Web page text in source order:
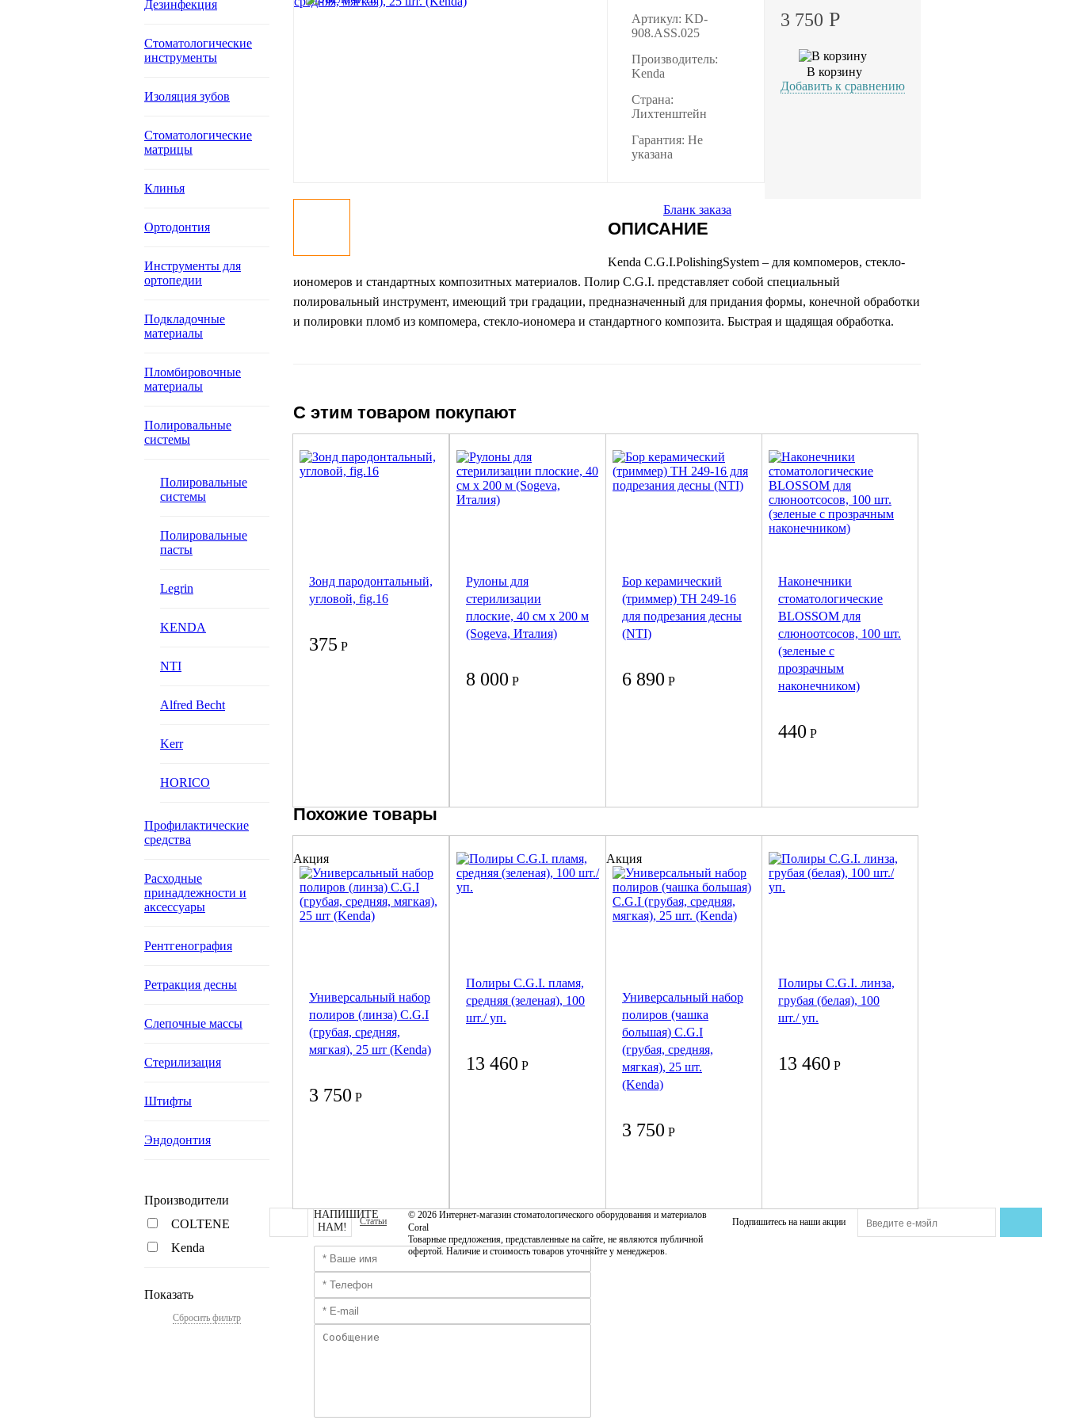
Дезинфекция
Стоматологические
инструменты
Изоляция зубов
Стоматологические
матрицы
Клинья
Ортодонтия
Инструменты для
ортопедии
Подкладочные
материалы
Пломбировочные
материалы
Полировальные
системы
Полировальные
системы
Полировальные
пасты
Legrin
KENDA
NTI
Alfred Becht
Kerr
HORICO
Профилактические
средства
Расходные
принадлежности и
аксессуары
Рентгенография
Ретракция десны
Слепочные массы
Стерилизация
Штифты
Эндодонтия
Производители
COLTENE
Kenda
Показать
Сбросить фильтр
Артикул: KD-
908.ASS.025
Производитель:
Kenda
Страна:
Лихтенштейн
Гарантия: Не
указана
3 750 Р
В корзину
Добавить к сравнению
Бланк заказа
ОПИСАНИЕ
Kenda C.G.I.PolishingSystem – для компомеров, стекло-
иономеров и стандартных композитных материалов. Полир C.G.I. представляет собой специальный
полировальный инструмент, имеющий три градации, предназначенный для придания формы, конечной обработки
и полировки пломб из компомера, стекло-иономера и стандартного композита. Быстрая и щадящая обработка.
С этим товаром покупают
Зонд пародонтальный,
угловой, fig.16
375 Р
Рулоны для
стерилизации
плоские, 40 см x 200 м
(Sogeva, Италия)
8 000 Р
Бор керамический
(триммер) ТН 249-16
для подрезания десны
(NTI)
6 890 Р
Наконечники
стоматологические
BLOSSOM для
слюноотсосов, 100 шт.
(зеленые с
прозрачным
наконечником)
440 Р
Похожие товары
Акция
Универсальный набор
полиров (линза) C.G.I
(грубая, средняя,
мягкая), 25 шт (Kenda)
3 750 Р
Полиры C.G.I. пламя,
средняя (зеленая), 100
шт./ уп.
13 460 Р
Акция
Универсальный набор
полиров (чашка
большая) C.G.I
(грубая, средняя,
мягкая), 25 шт.
(Kenda)
3 750 Р
Полиры C.G.I. линза,
грубая (белая), 100
шт./ уп.
13 460 Р
НАПИШИТЕ
НАМ!
Статьи
© 2026 Интернет-магазин стоматологического оборудования и материалов
Coral
Подпишитесь на наши акции
Товарные предложения, представленные на сайте, не являются публичной
офертой. Наличие и стоимость товаров уточняйте у менеджеров.